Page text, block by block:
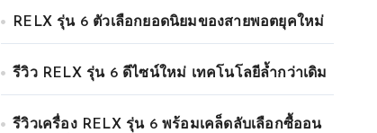
RELX รุ่น 6 ตัวเลือกยอดนิยมของสายพอตยุคใหม่
รีวิว RELX รุ่น 6 ดีไซน์ใหม่ เทคโนโลยีล้ำกว่าเดิม
รีวิวเครื่อง RELX รุ่น 6 พร้อมเคล็ดลับเลือกซื้ออน